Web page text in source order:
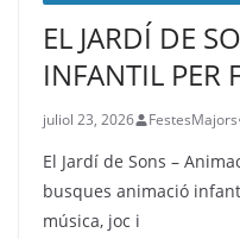
EL JARDÍ DE
INFANTIL PER
juliol 23, 2026 FestesMajors
El Jardí de Sons –
busques animació
música, joc i